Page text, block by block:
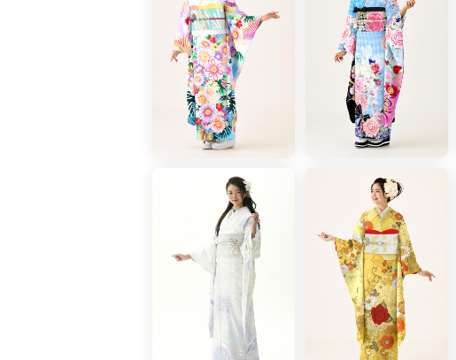
＊＊＊＊＊＊＊＊＊＊＊＊＊＊＊＊＊＊＊＊＊＊
＼京友禅競技大会 受賞柄振袖に新作登場／
専門家に認められた振袖
傑作揃いの受賞柄振袖を要チェック！
受賞柄ももちろん、追加費用一切なし！
国から「伝統的工芸品」として認められた京友
専門家の方のお墨付きを得た振袖は必見です。
＊＊＊＊＊＊＊＊＊＊＊＊＊＊＊＊＊＊＊＊＊＊